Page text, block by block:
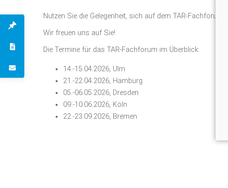
Nutzen Sie die Gelegenheit, sich auf dem TAR-Fachforum
Wir freuen uns auf Sie!
Die Termine für das TAR-Fachforum im Überblick:
14.-15.04.2026, Ulm
21.-22.04.2026, Hamburg
05.-06.05.2026, Dresden
09.-10.06.2026, Köln
22.-23.09.2026, Bremen